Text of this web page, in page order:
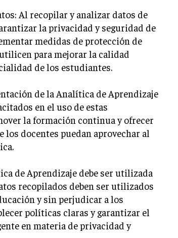
Al recopilar y analizar datos de
la privacidad y seguridad de
medidas de protección de
para mejorar la calidad
de los estudiantes.
de la Analítica de Aprendizaje
en el uso de estas
la formación continua y ofrecer
los docentes puedan aprovechar al
de Aprendizaje debe ser utilizada
recopilados deben ser utilizados
y sin perjudicar a los
políticas claras y garantizar el
en materia de privacidad y